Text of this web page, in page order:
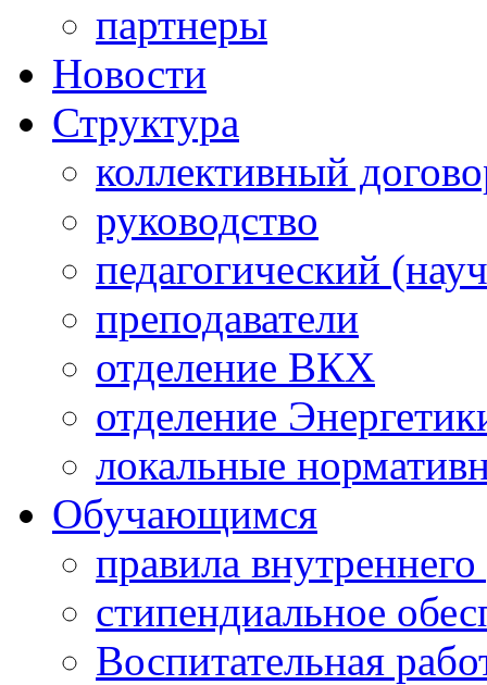
партнеры
Новости
Структура
коллективный
руководство
педагогический
преподаватели
отделение ВКХ
отделение
локальные
Обучающимся
правила
стипендиальное
Воспитательная